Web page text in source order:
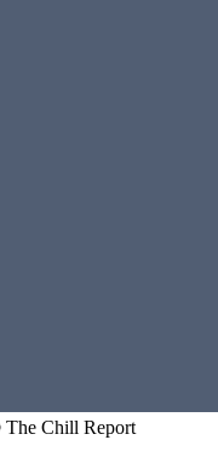
The Chill Report